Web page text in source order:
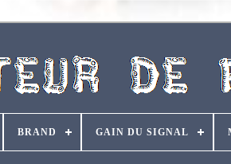
BRAND GAIN DU SIGNAL